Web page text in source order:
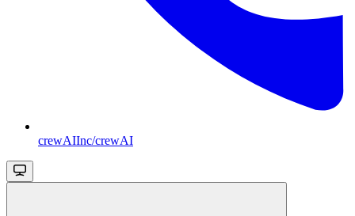
crewAIInc/crewAI